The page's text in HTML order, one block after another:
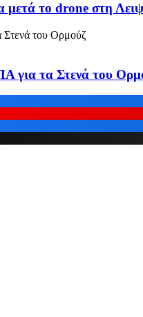
μετά το drone στη
για τα Στενά του